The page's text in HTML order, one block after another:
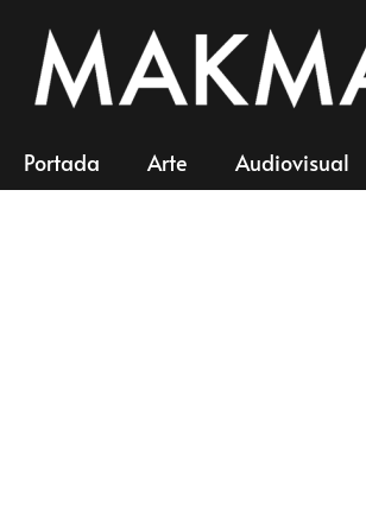
Portada Arte Audiovisual